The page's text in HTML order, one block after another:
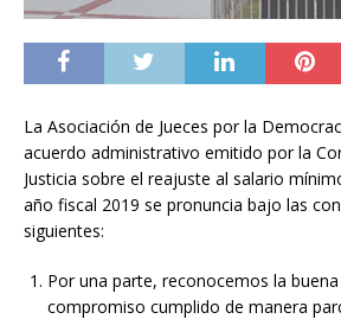
La Asociación de Jueces por la
acuerdo administrativo emitido por la
Justicia sobre el reajuste al salario
año fiscal 2019 se pronuncia bajo las
siguientes:
Por una parte, reconocemos la
compromiso cumplido de manera